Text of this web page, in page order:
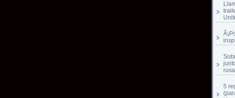
rusa
5